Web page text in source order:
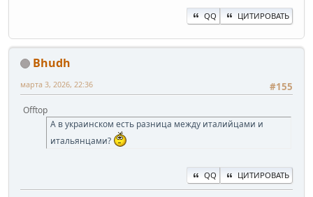
QQ ЦИТИРОВАТЬ
Bhudh
#155
марта 3, 2026, 22:36
Offtop
А в украинском есть разница между италийцами и
итальянцами?
QQ ЦИТИРОВАТЬ